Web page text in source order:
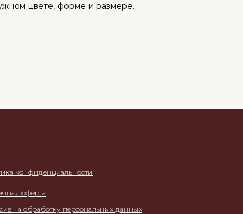
цвете, форме и размере.
конфиденциальности
оферта
на обработку персональных данных